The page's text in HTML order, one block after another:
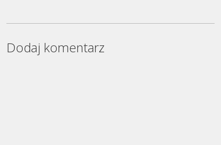
Dodaj komentarz